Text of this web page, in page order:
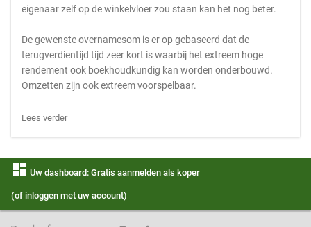
eigenaar zelf op de winkelvloer zou staan kan het nog beter.
De gewenste overnamesom is er op gebaseerd dat de
terugverdientijd tijd zeer kort is waarbij het extreem hoge
rendement ook boekhoudkundig kan worden onderbouwd.
Omzetten zijn ook extreem voorspelbaar.
Lees verder
dashboard Uw dashboard: Gratis aanmelden als koper
(of inloggen met uw account)